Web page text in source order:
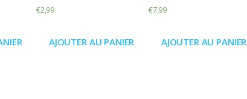
€2,99
AJOUTER AU PANIER
€7,99
AJOUTER AU PANIER